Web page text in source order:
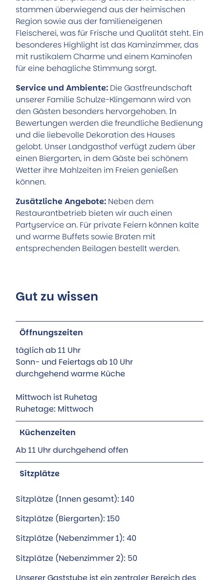
stammen überwiegend aus der heimischen
Region sowie aus der familieneigenen
Fleischerei, was für Frische und Qualität steht. Ein
besonderes Highlight ist das Kaminzimmer, das
mit rustikalem Charme und einem Kaminofen
für eine behagliche Stimmung sorgt.
Service und Ambiente: Die Gastfreundschaft
unserer Familie Schulze-Klingemann wird von
den Gästen besonders hervorgehoben. In
Bewertungen werden die freundliche Bedienung
und die liebevolle Dekoration des Hauses
gelobt. Unser Landgasthof verfügt zudem über
einen Biergarten, in dem Gäste bei schönem
Wetter ihre Mahlzeiten im Freien genießen
können.
Zusätzliche Angebote: Neben dem
Restaurantbetrieb bieten wir auch einen
Partyservice an. Für private Feiern können kalte
und warme Buffets sowie Braten mit
entsprechenden Beilagen bestellt werden.
Gut zu wissen
Öffnungszeiten
täglich ab 11 Uhr
Sonn- und Feiertags ab 10 Uhr
durchgehend warme Küche
Mittwoch ist Ruhetag
Ruhetage: Mittwoch
Küchenzeiten
Ab 11 Uhr durchgehend offen
Sitzplätze
Sitzplätze (Innen gesamt): 140
Sitzplätze (Biergarten): 150
Sitzplätze (Nebenzimmer 1): 40
Sitzplätze (Nebenzimmer 2): 50
Unserer Gaststube ist ein zentraler Bereich des